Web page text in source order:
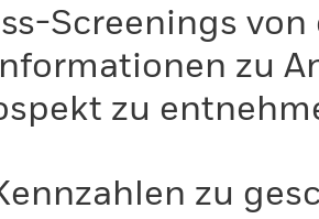
Screenings
zu
zu
zu